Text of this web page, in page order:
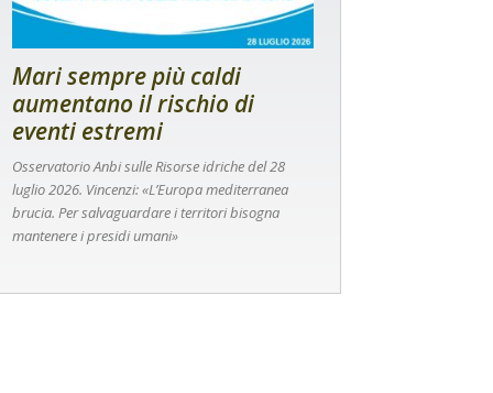
Mari sempre più caldi
aumentano il rischio di
eventi estremi
Osservatorio Anbi sulle Risorse idriche del 28
luglio 2026. Vincenzi: «L’Europa mediterranea
brucia. Per salvaguardare i territori bisogna
mantenere i presidi umani»